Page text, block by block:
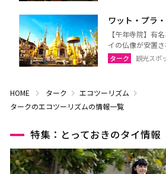
ワット・プラ
【午年寺院】有
イの仏像が安置
ターク 観光スポ
HOME ターク
エコツーリズム
タークのエコツーリズムの情報一覧
特集：とっておきのタイ情報